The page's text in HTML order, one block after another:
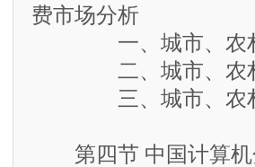
费市场分析
一、城市、农村
二、城市、农村
三、城市、农村计
第四节 中国计算机